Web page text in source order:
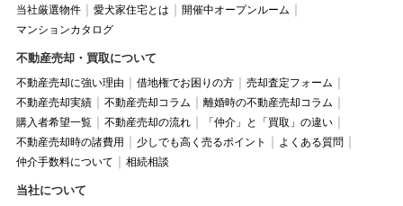
当社厳選物件 愛犬家住宅とは
開催中オープンルーム
マンションカタログ
不動産売却・買取について
不動産売却に強い理由 借地権でお困りの方
売却査定フォーム
不動産売却実績
不動産売却コラム
離婚時の不動産売却コラム
購入者希望一覧
不動産売却の流れ
「仲介」と「買取」の違い
不動産売却時の諸費用
少しでも高く売るポイント
よくある質問
仲介手数料について
相続相談
当社について